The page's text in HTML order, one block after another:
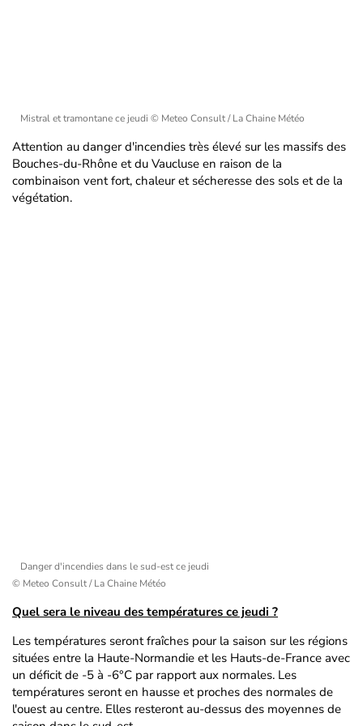
Mistral et tramontane ce jeudi © Meteo Consult / La Chaine Météo
Attention au danger d'incendies très élevé sur les massifs des
Bouches-du-Rhône et du Vaucluse en raison de la
combinaison vent fort, chaleur et sécheresse des sols et de la
végétation.
Danger d'incendies dans le sud-est ce jeudi
© Meteo Consult / La Chaine Météo
Quel sera le niveau des températures ce jeudi ?
Les températures seront fraîches pour la saison sur les régions
situées entre la Haute-Normandie et les Hauts-de-France avec
un déficit de -5 à -6°C par rapport aux normales. Les
températures seront en hausse et proches des normales de
l'ouest au centre. Elles resteront au-dessus des moyennes de